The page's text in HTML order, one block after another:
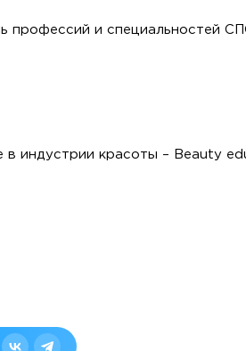
профессий и специальностей
индустрии красоты – Beauty